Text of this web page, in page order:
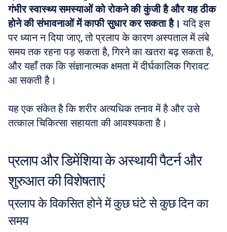
गंभीर स्वास्थ्य समस्याओं को रोकने की कुंजी है और यह ठीक
होने की संभावनाओं में काफी सुधार कर सकता है। यदि इस
पर ध्यान न दिया जाए, तो प्रलाप के कारण अस्पताल में लंबे
समय तक रहना पड़ सकता है, गिरने का खतरा बढ़ सकता है,
और यहाँ तक कि संज्ञानात्मक क्षमता में दीर्घकालिक गिरावट
आ सकती है।
यह एक संकेत है कि शरीर अत्यधिक तनाव में है और उसे
तत्काल चिकित्सा सहायता की आवश्यकता है।
प्रलाप और डिमेंशिया के अस्थायी पैटर्न और
शुरुआत की विशेषताएं
प्रलाप के विकसित होने में कुछ घंटे से कुछ दिन का
समय